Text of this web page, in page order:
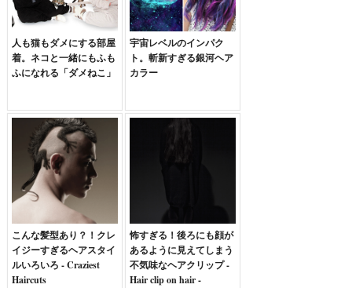
人も猫もダメにする部屋
着。ネコと一緒にもふも
ふになれる「ダメねこ」
宇宙レベルのインパク
ト。斬新すぎる銀河ヘア
カラー
こんな髪型あり？！クレ
イジーすぎるヘアスタイ
ルいろいろ - Craziest
Haircuts
怖すぎる！後ろにも顔が
あるように見えてしまう
不気味なヘアクリップ -
Hair clip on hair -